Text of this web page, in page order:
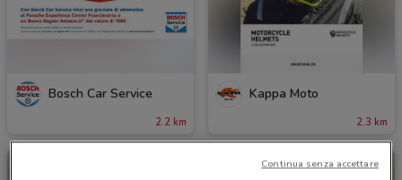
Bosch Car Service
2.2 km
Kappa Moto
2.3 km
Continua senza accettare